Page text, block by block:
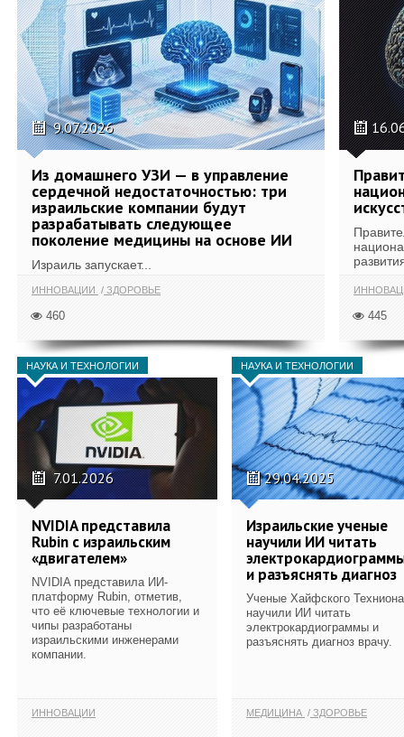
9.07.2026
Из домашнего УЗИ — в управление
сердечной недостаточностью: три
израильские компании будут
разрабатывать следующее
поколение медицины на основе ИИ
Израиль запускает...
ИННОВАЦИИ ЗДОРОВЬЕ
460 445
НАУКА И ТЕХНОЛОГИИ
7.01.2026
NVIDIA представила
Rubin с израильским
«двигателем»
NVIDIA представила ИИ-
платформу Rubin, отметив,
что её ключевые технологии и
чипы разработаны
израильскими инженерами
компании.
ИННОВАЦИИ
НАУКА И ТЕХНОЛОГИИ
29.04.2025
Израильские ученые
научили ИИ читать
и разъяснять диагноз
Ученые Хайфского Техниона
научили ИИ читать
электрокардиограммы и
разъяснять диагноз врачу.
МЕДИЦИНА ЗДОРОВЬЕ